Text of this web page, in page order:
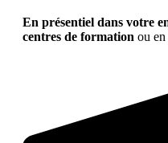
En présentiel dans votre
centres de formation ou en